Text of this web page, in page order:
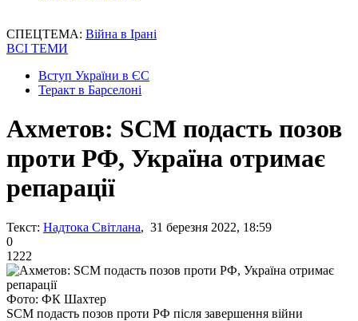
СПЕЦТЕМА: Війна в Ірані
ВСІ ТЕМИ
Вступ України в ЄС
Теракт в Барселоні
Ахметов: SCM подасть позов
проти РФ, Україна отримає
репарації
Текст: Надтока Світлана, 31 березня 2022, 18:59
0
1222
Фото: ФК Шахтер
SCM подасть позов проти РФ після завершення війни